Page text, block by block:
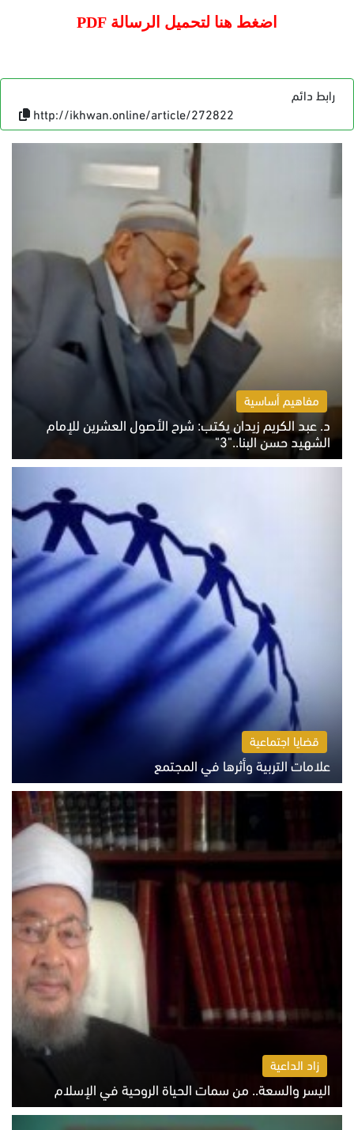
اضغط هنا لتحميل الرسالة PDF
رابط دائم
http://ikhwan.online/article/272822
مفاهيم أساسية
د. عبد الكريم زيدان يكتب: شرح الأصول العشرين للإمام
الشهيد حسن البنا.."3"
الثلاثاء 4 أغسطس 2026 01:04 م
قضايا اجتماعية
علامات التربية وأثرها في المجتمع
الثلاثاء 4 أغسطس 2026 12:50 م
زاد الداعية
اليسر والسعة.. من سمات الحياة الروحية في الإسلام
الثلاثاء 4 أغسطس 2026 12:56 م